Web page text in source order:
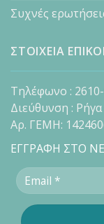
Συχνές
ΣΤΟΙΧΕΙΑ
Τηλέφωνο :
Διεύθυνση :
Αρ. ΓΕΜΗ:
ΕΓΓΡΑΦΗ ΣΤΟ